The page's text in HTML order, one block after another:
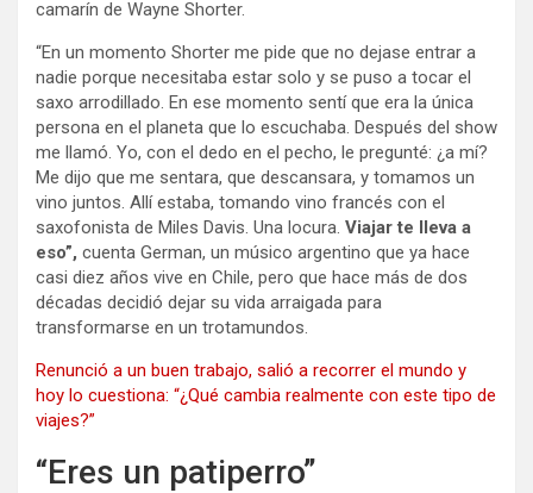
camarín de Wayne Shorter.
“En un momento Shorter me pide que no dejase entrar a
nadie porque necesitaba estar solo y se puso a tocar el
saxo arrodillado. En ese momento sentí que era la única
persona en el planeta que lo escuchaba. Después del show
me llamó. Yo, con el dedo en el pecho, le pregunté: ¿a mí?
Me dijo que me sentara, que descansara, y tomamos un
vino juntos. Allí estaba, tomando vino francés con el
saxofonista de Miles Davis. Una locura. Viajar te lleva a
eso”, cuenta German, un músico argentino que ya hace
casi diez años vive en Chile, pero que hace más de dos
décadas decidió dejar su vida arraigada para
transformarse en un trotamundos.
Renunció a un buen trabajo, salió a recorrer el mundo y
hoy lo cuestiona: “¿Qué cambia realmente con este tipo de
viajes?”
“Eres un patiperro”